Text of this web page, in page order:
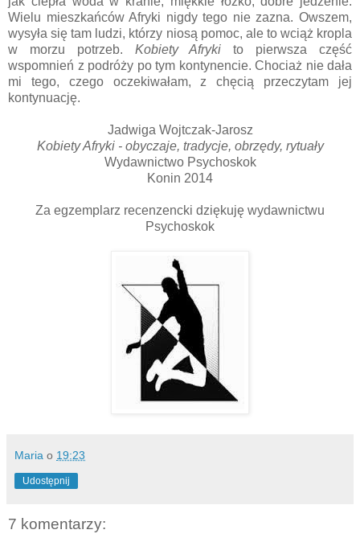
Wielu mieszkańców Afryki nigdy tego nie zazna. Owszem,
wysyła się tam ludzi, którzy niosą pomoc, ale to wciąż kropla
w morzu potrzeb. Kobiety Afryki to pierwsza część
wspomnień z podróży po tym kontynencie. Chociaż nie dała
mi tego, czego oczekiwałam, z chęcią przeczytam jej
kontynuację.
Jadwiga Wojtczak-Jarosz
Kobiety Afryki - obyczaje, tradycje, obrzędy, rytuały
Wydawnictwo Psychoskok
Konin 2014
Za egzemplarz recenzencki dziękuję wydawnictwu
Psychoskok
Maria o 19:23
Udostępnij
7 komentarzy: